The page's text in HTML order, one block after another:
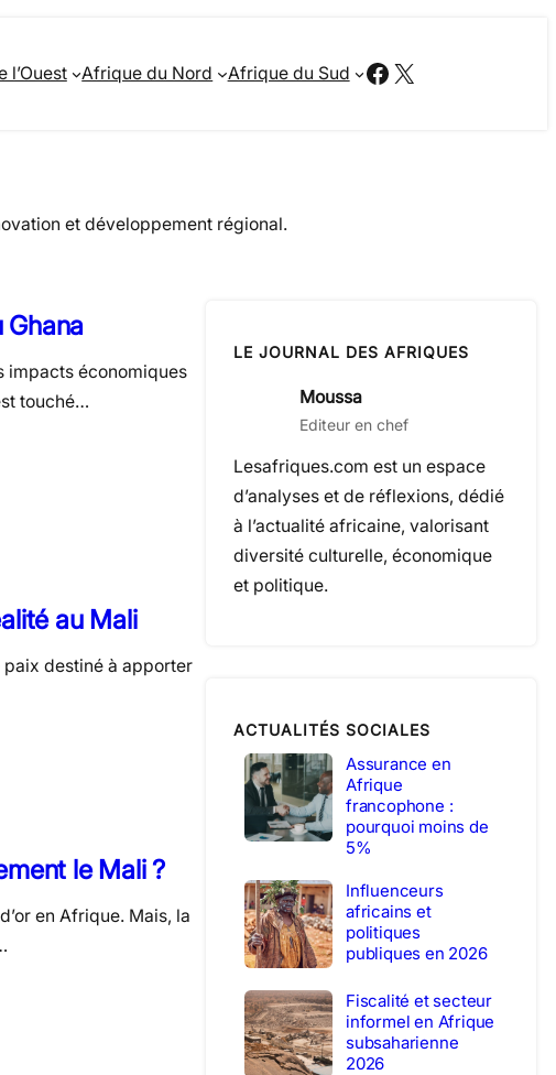
l’Ouest Afrique du Nord Afrique du Sud Facebook
X
et développement régional.
impacts économiques
touché…
au Mali
paix destiné à apporter
le Mali ?
en Afrique. Mais, la
LE JOURNAL DES AFRIQUES
Moussa
Editeur en chef
Lesafriques.com est un espace
d’analyses et de réflexions, dédié
à l’actualité africaine, valorisant
diversité culturelle, économique
et politique.
ACTUALITÉS SOCIALES
Assurance en
Afrique
francophone :
pourquoi moins de
5%
Influenceurs
africains et
politiques
publiques en 2026
Fiscalité et secteur
informel en Afrique
subsaharienne
2026